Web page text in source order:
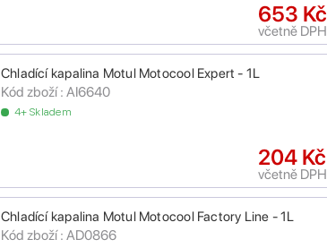
653 Kč
včetně DPH
Chladící kapalina Motul Motocool Expert - 1L
Kód zboží : AI6640
4+ Skladem
204 Kč
včetně DPH
Chladící kapalina Motul Motocool Factory Line - 1L
Kód zboží : AD0866